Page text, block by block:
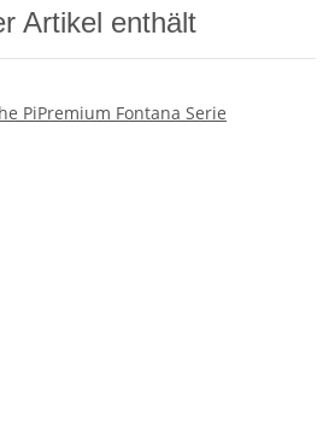
Artikel enthält